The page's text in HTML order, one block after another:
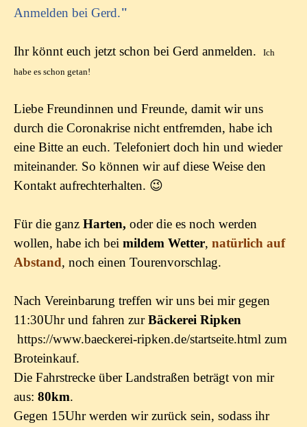
Anmelden bei Gerd."
Ihr könnt euch jetzt schon bei Gerd anmelden.
Ich
habe es schon getan!
Liebe Freundinnen und Freunde, damit wir uns
durch die Coronakrise nicht entfremden, habe ich
eine Bitte an euch. Telefoniert doch hin und wieder
miteinander. So können wir auf diese Weise den
Kontakt aufrechterhalten. 😉
Für die ganz Harten, oder die es noch werden
wollen, habe ich bei mildem Wetter, natürlich auf
Abstand, noch einen Tourenvorschlag.
Nach Vereinbarung treffen wir uns bei mir gegen
11:30Uhr und fahren zurBäckerei Ripken
https://www.baeckerei-ripken.de/startseite.html zum
Broteinkauf.
Die Fahrstrecke über Landstraßen beträgt von mir
aus: 80km.
Gegen 15Uhr werden wir zurück sein, sodass ihr